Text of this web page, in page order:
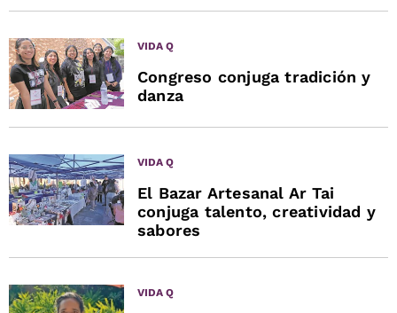
VIDA Q
Congreso conjuga tradición y
danza
VIDA Q
El Bazar Artesanal Ar Tai
conjuga talento, creatividad y
sabores
VIDA Q